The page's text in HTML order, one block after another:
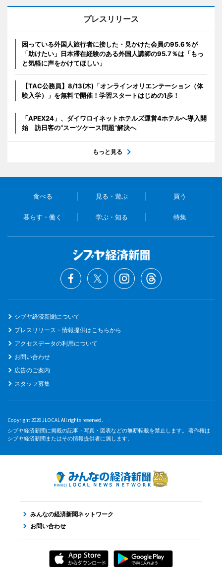
プレスリリース
困っている外国人旅行者に接した・見かけた会員の95.6％が
「助けたい」日本滞在経験のある外国人講師の95.7％は「もっ
と気軽に声をかけてほしい」
【TAC公務員】8/13(木)「オンラインオリエンテーション（体
験入学）」を無料で開催！学習スタートはじめの1歩！
「APEX24」、ダイワロイネットホテルズ運営4ホテルへ導入開
始 訪日客の“スーツケース問題”解決へ
もっと見る
食べる 見る・遊ぶ 買う
暮らす・働く 学ぶ・知る 特集
シブヤ経済新聞について
プレスリリース・情報提供はこちらから
アクセスデータの利用について
お問い合わせ
広告のご案内
スタッフ募集
Copyright 2026 JLOCAL All rights reserved.
シブヤ経済新聞に掲載の記事・写真・図表などの無断転載を禁止します。 著作権は
シブヤ経済新聞またはその情報提供者に属します。
みんなの経済新聞ネットワーク
お問い合わせ